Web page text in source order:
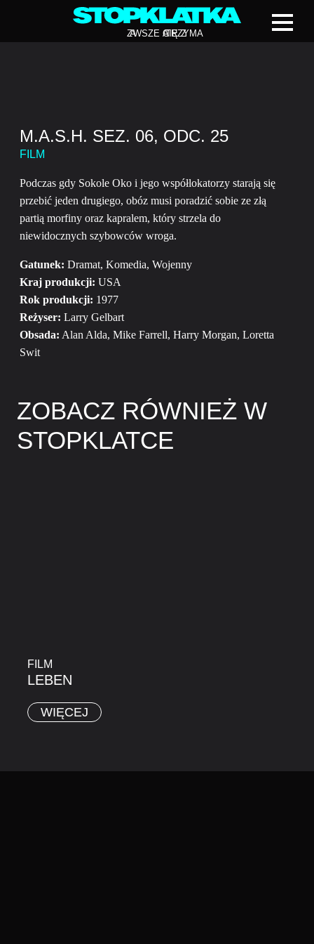
ZAWSZE CIĘ Z
ATRZYMA
M.A.S.H. SEZ. 06, ODC. 25
FILM
Podczas gdy Sokole Oko i jego współlokatorzy starają się
przebić jeden drugiego, obóz musi poradzić sobie ze złą
partią morfiny oraz kapralem, który strzela do
niewidocznych szybowców wroga.
Gatunek: Dramat, Komedia, Wojenny
Kraj produkcji: USA
Rok produkcji: 1977
Reżyser: Larry Gelbart
Obsada: Alan Alda, Mike Farrell, Harry Morgan, Loretta
Swit
ZOBACZ RÓWNIEŻ W
STOPKLATCE
FILM
LEBEN
WIĘCEJ